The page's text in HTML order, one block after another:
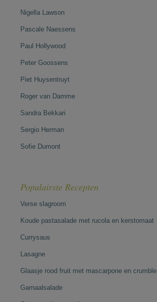
Nigella Lawson
Pascale Naessens
Paul Hollywood
Peter Goossens
Piet Huysentruyt
Roger van Damme
Sandra Bekkari
Sergio Herman
Sofie Dumont
Populairste Recepten
Verse slagroom
Koude pastasalade met rucola en kerstomaat
Currysaus
Lasagne
Glaasje rood fruit met mascarpone en crumble
Garnaalsalade